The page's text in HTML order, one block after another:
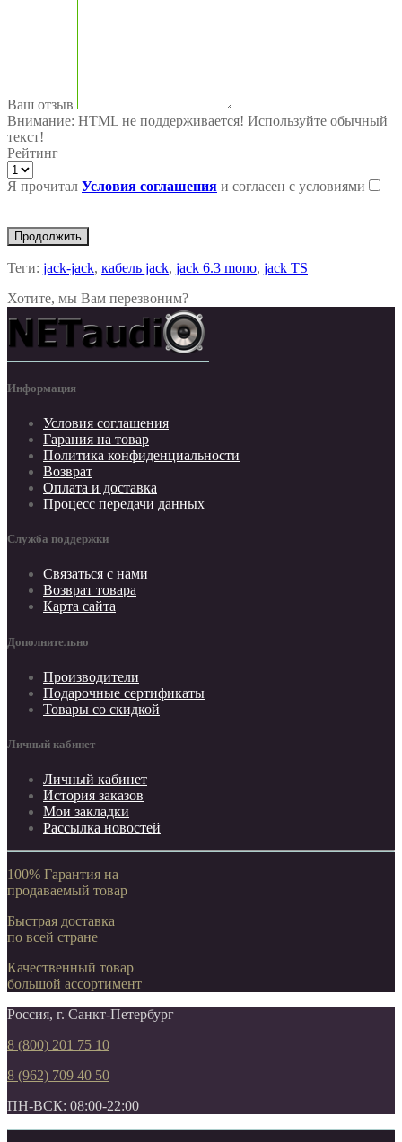
Ваш отзыв
Внимание: HTML не поддерживается! Используйте обычный
текст!
Рейтинг
Я прочитал Условия соглашения и согласен с условиями
Продолжить
Теги: jack-jack, кабель jack, jack 6.3 mono, jack TS
Хотите, мы Вам перезвоним?
Информация
Условия соглашения
Гарания на товар
Политика конфиденциальности
Возврат
Оплата и доставка
Процесс передачи данных
Служба поддержки
Связаться с нами
Возврат товара
Карта сайта
Дополнительно
Производители
Подарочные сертификаты
Товары со скидкой
Личный кабинет
Личный кабинет
История заказов
Мои закладки
Рассылка новостей
100% Гарантия на
продаваемый товар
Быстрая доставка
по всей стране
Качественный товар
большой ассортимент
Россия, г. Санкт-Петербург
8 (800) 201 75 10
8 (962) 709 40 50
ПН-ВСК: 08:00-22:00